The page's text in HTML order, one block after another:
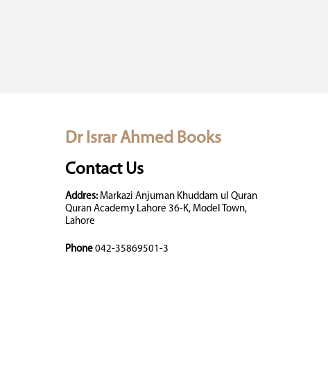
Dr Israr Ahmed Books
Contact Us
Addres:Markazi Anjuman Khuddam ul Quran
Quran Academy Lahore 36-K, Model Town,
Lahore
Phone 042-35869501-3